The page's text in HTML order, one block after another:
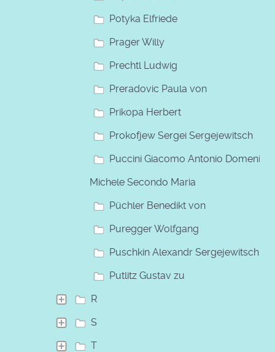
Potyka Elfriede
Prager Willy
Prechtl Ludwig
Preradovic Paula von
Prikopa Herbert
Prokofjew Sergei Sergejewitsch
Puccini Giacomo Antonio Domenico
Michele Secondo Maria
Püchler Benedikt von
Puregger Wolfgang
Puschkin Alexandr Sergejewitsch
Putlitz Gustav zu
R
S
T